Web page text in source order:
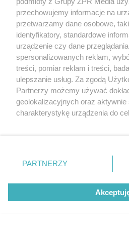
Kto jako ostatni trafił
Prix Łotwy. Jak
przechowujemy informacje na
przetwarzamy dane osobowe,
identyfikatory, standardowe
urządzenie czy dane
spersonalizowanych reklam,
treści, pomiar reklam i treści,
ulepszanie usług. Za zgodą
Partnerzy możemy używać
geolokalizacyjnych oraz aktywnie
charakterystykę urządzenia do
zmienić/wycofać klikając
znajdujący się w lewym dolnym
rodzaje przetwarzania danych
użytkownika, ale masz prawo
przetwarzaniu. Preferencje będą
PARTNERZY